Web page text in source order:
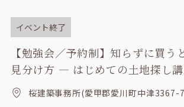
イベント終了
【勉強会／予約制】知らずに買う
見分け方 ― はじめての土地探し
桜建築事務所(愛甲郡愛川町中津3367-